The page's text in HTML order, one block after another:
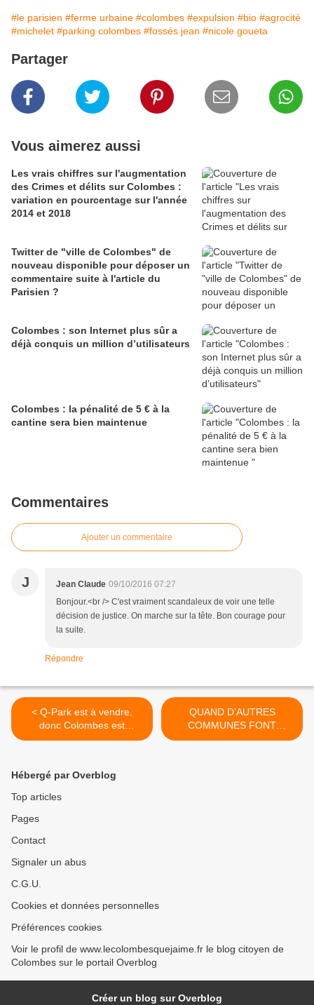
#le parisien #ferme urbaine #colombes #expulsion #bio #agrocité
#michelet #parking colombes #fossés jean #nicole goueta
Partager
Vous aimerez aussi
Les vrais chiffres sur l'augmentation
des Crimes et délits sur Colombes :
variation en pourcentage sur l'année
2014 et 2018
Twitter de "ville de Colombes" de
nouveau disponible pour déposer un
commentaire suite à l'article du
Parisien ?
Colombes : son Internet plus sûr a
déjà conquis un million d’utilisateurs
Colombes : la pénalité de 5 € à la
cantine sera bien maintenue
Commentaires
Ajouter un commentaire
J Jean Claude 09/10/2016 07:27
Bonjour.<br /> C'est vraiment scandaleux de voir une telle
décision de justice. On marche sur la tête. Bon courage pour
la suite.
Répondre
< Q-Park est à vendre,
donc Colombes est
également à vendre !
QUAND D’AUTRES
COMMUNES FONT
PREUVE DE COURAGE,
Hébergé par Overblog
Top articles
Pages
Contact
Signaler un abus
C.G.U.
Cookies et données personnelles
Préférences cookies
Voir le profil de www.lecolombesquejaime.fr le blog citoyen de
Colombes sur le portail Overblog
Créer un blog sur Overblog